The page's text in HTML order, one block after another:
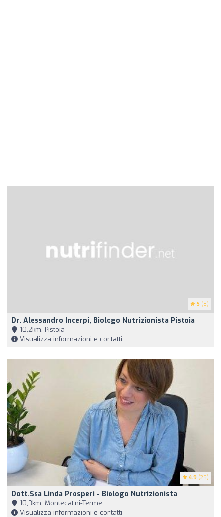
5 (8)
Dr. Alessandro Incerpi, Biologo Nutrizionista Pistoia
10,2km, Pistoia
Visualizza informazioni e contatti
4.9 (25)
Dott.ssa Linda Prosperi - Biologo Nutrizionista
10,3km, Montecatini-Terme
Visualizza informazioni e contatti